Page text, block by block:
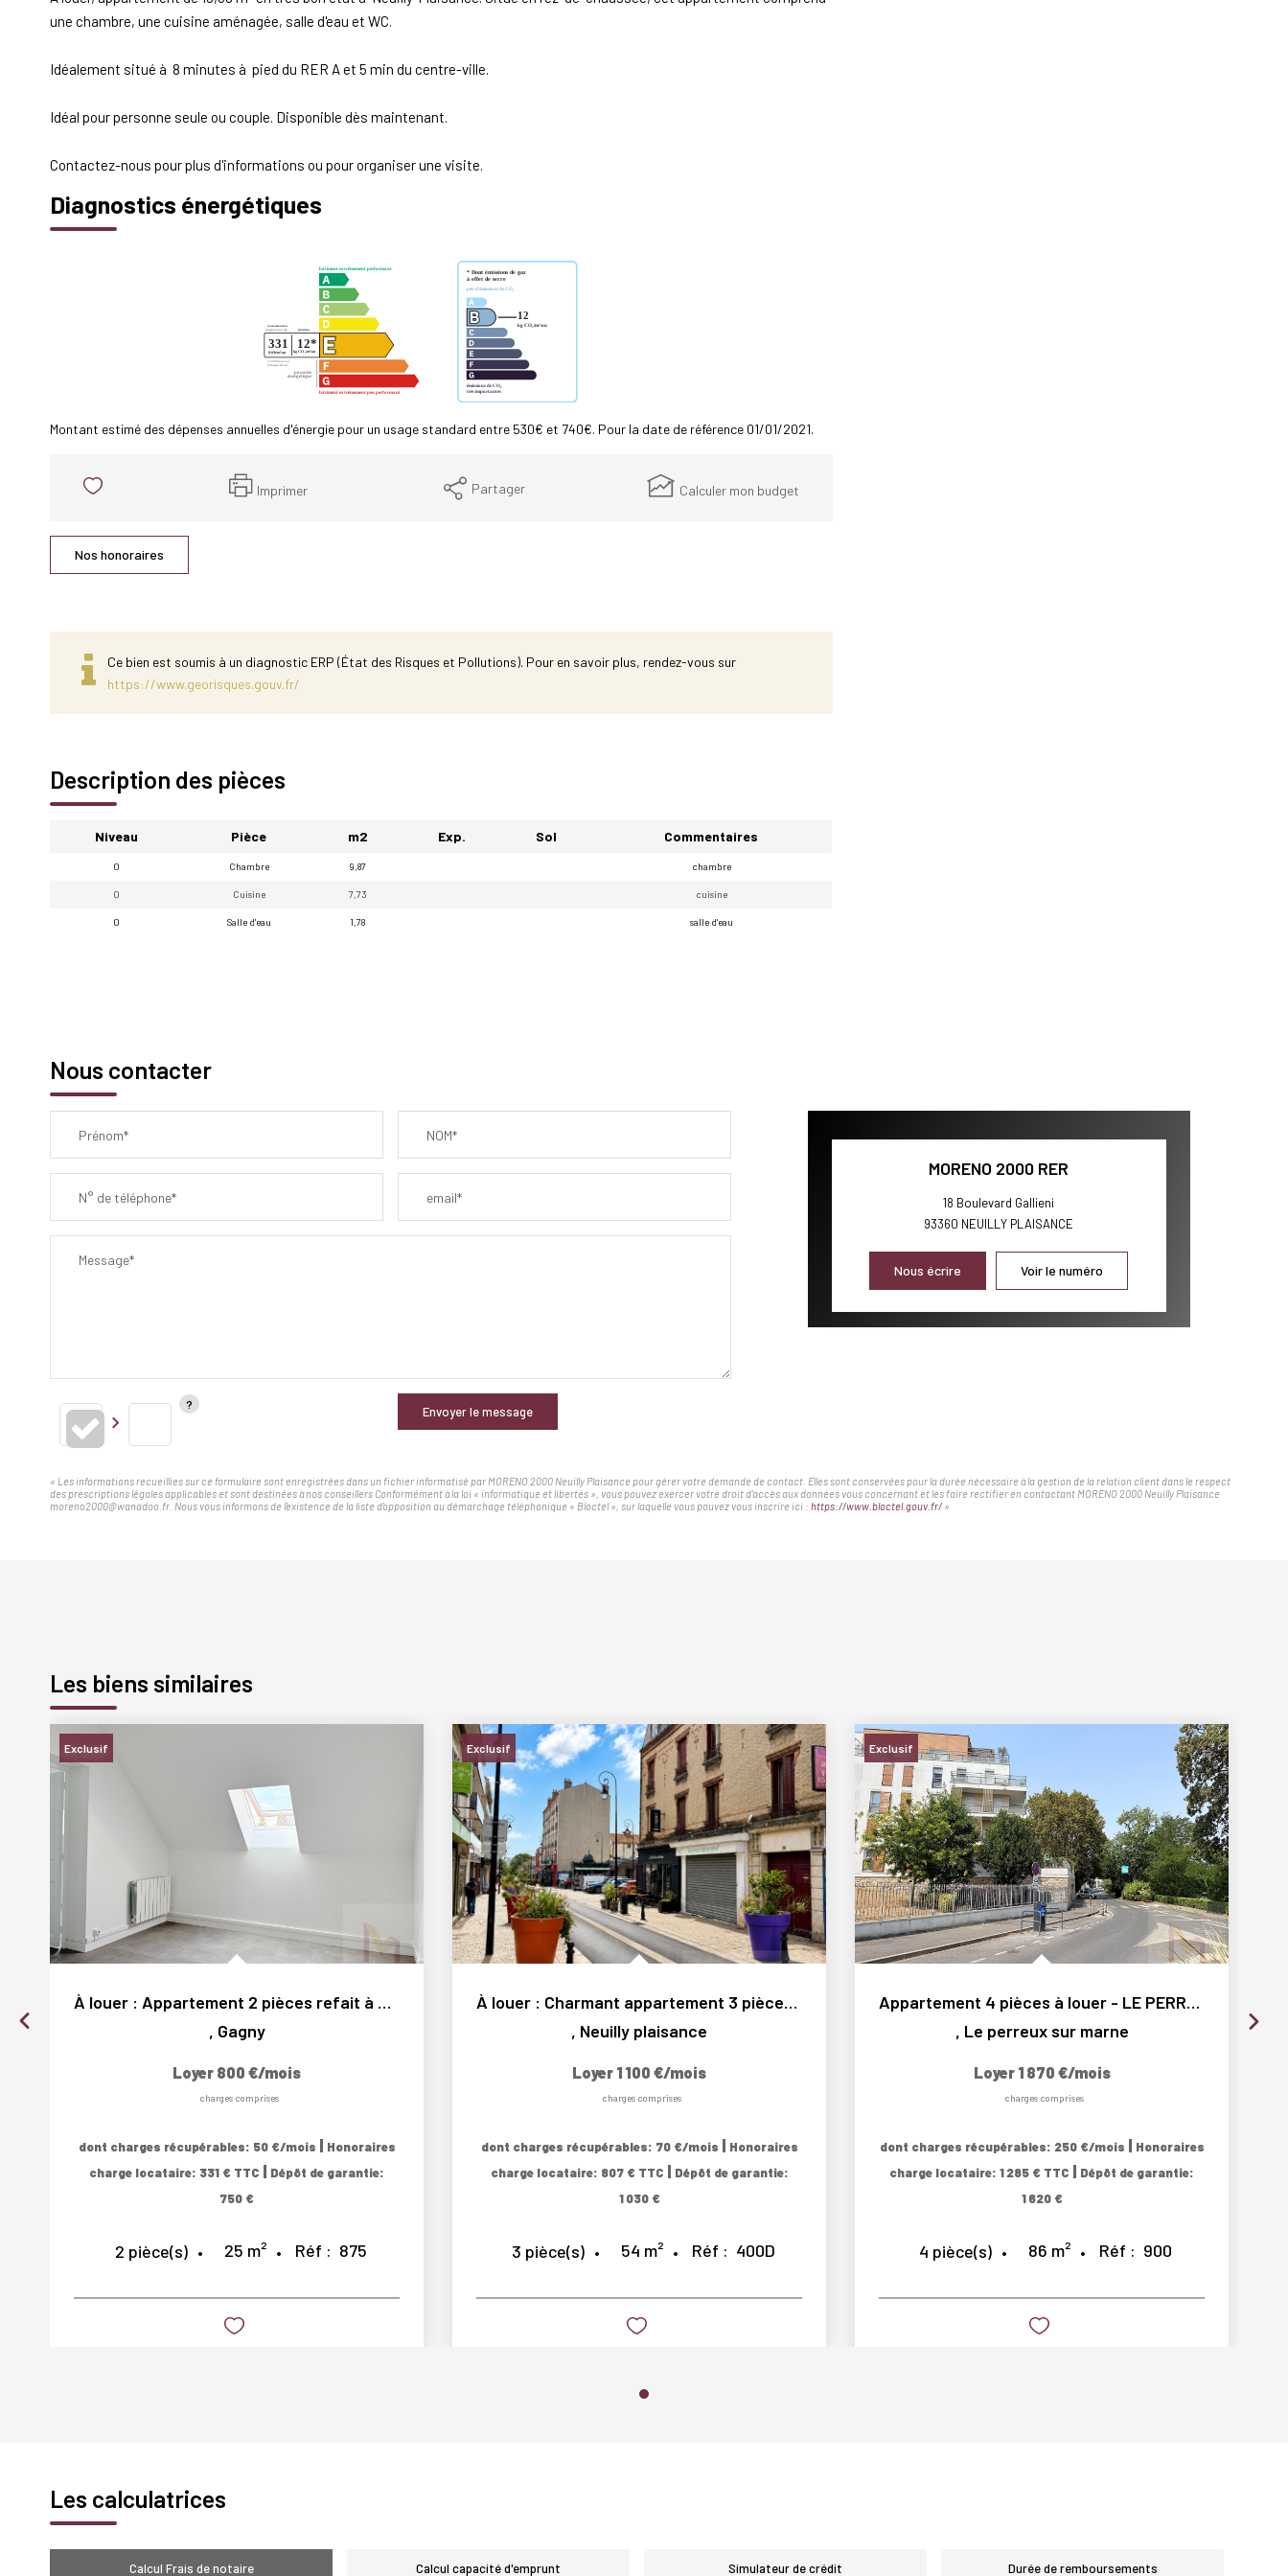
une chambre, une cuisine aménagée, salle d'eau et WC.
Idéalement situé à 8 minutes à pied du RER A et 5 min du centre-ville.
Idéal pour personne seule ou couple. Disponible dès maintenant.
Contactez-nous pour plus d'informations ou pour organiser une visite.
Diagnostics énergétiques
Montant estimé des dépenses annuelles d'énergie pour un usage standard entre 530€ et 740€. Pour la date de référence 01/01/2021.
Imprimer Partager Calculer mon budget
Nos honoraires
Ce bien est soumis à un diagnostic ERP (État des Risques et Pollutions). Pour en savoir plus, rendez-vous sur
https://www.georisques.gouv.fr/
Description des pièces
Niveau Pièce m2 Exp. Sol Commentaires
0 Chambre 9,87 chambre
0 Cuisine 7,73 cuisine
0 Salle d'eau 1,78 salle d'eau
Nous contacter
Prénom* NOM*
N° de téléphone* email*
Message*
Envoyer le message
MORENO 2000 RER
18 Boulevard Gallieni
93360 NEUILLY PLAISANCE
Nous écrire Voir le numéro
« Les informations recueillies sur ce formulaire sont enregistrées dans un fichier informatisé par MORENO 2000 Neuilly Plaisance pour gérer votre demande de contact. Elles sont conservées pour la durée nécessaire à la gestion de la relation client dans le respect
des prescriptions légales applicables et sont destinées à nos conseillers Conformément à la loi « informatique et libertés », vous pouvez exercer votre droit d'accès aux données vous concernant et les faire rectifier en contactant MORENO 2000 Neuilly Plaisance
moreno2000@wanadoo.fr. Nous vous informons de l'existence de la liste d'opposition au démarchage téléphonique « Bloctel », sur laquelle vous pouvez vous inscrire ici : https://www.bloctel.gouv.fr/ »
Les biens similaires
Exclusif
À louer : Appartement 2 pièces refait à neuf à Gagny...
, Gagny
Loyer 800 €/mois
charges comprises
dont charges récupérables: 50 €/mois | Honoraires
charge locataire: 331 € TTC | Dépôt de garantie:
750 €
2 pièce(s) 25 m² Réf : 875
Exclusif
À louer : Charmant appartement 3 pièces calme au...
, Neuilly plaisance
Loyer 1 100 €/mois
charges comprises
dont charges récupérables: 70 €/mois | Honoraires
charge locataire: 807 € TTC | Dépôt de garantie:
1 030 €
3 pièce(s) 54 m² Réf : 400D
Exclusif
Appartement 4 pièces à louer - LE PERREUX SUR MARNE,...
, Le perreux sur marne
Loyer 1 870 €/mois
charges comprises
dont charges récupérables: 250 €/mois | Honoraires
charge locataire: 1 285 € TTC | Dépôt de garantie:
1 620 €
4 pièce(s) 86 m² Réf : 900
Les calculatrices
Calcul Frais de notaire Calcul capacité d'emprunt Simulateur de crédit Durée de remboursements